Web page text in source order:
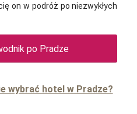
on w podróż po niezwykłych
po Pradze
wybrać hotel w Pradze?